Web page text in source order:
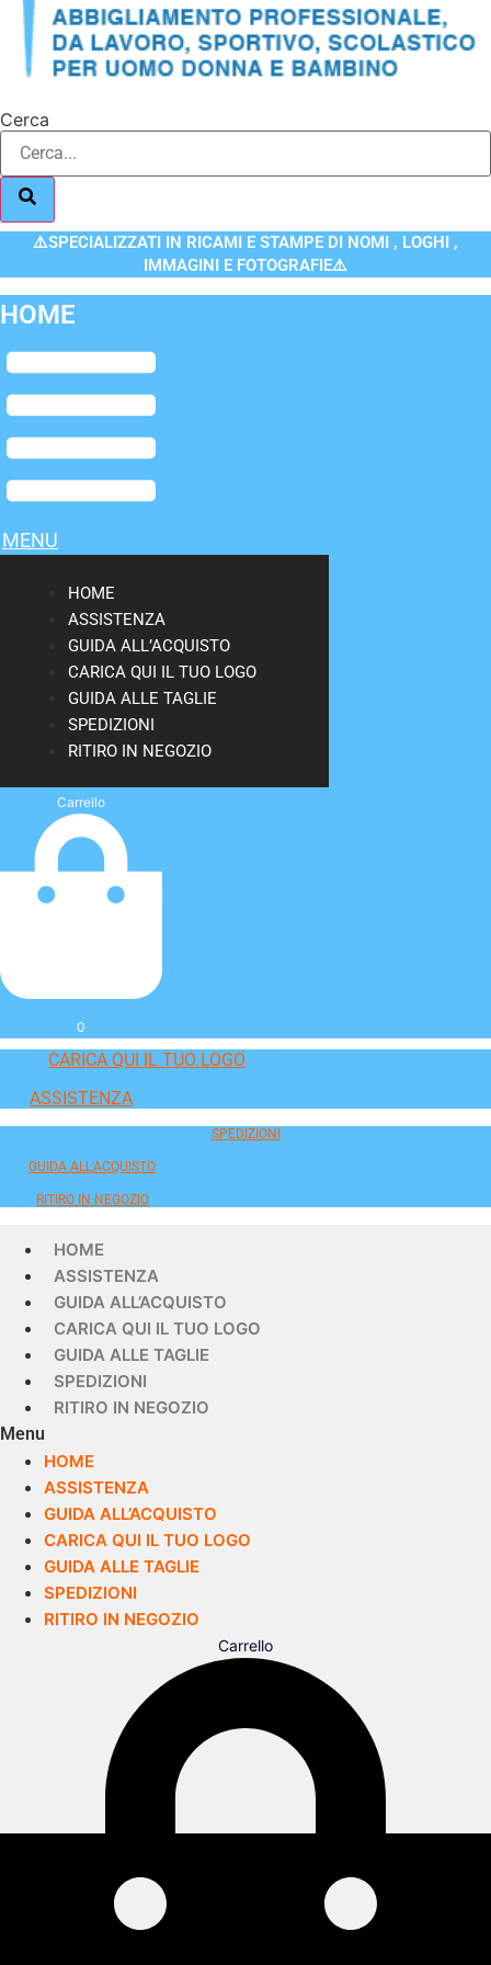
Cerca
⚠️SPECIALIZZATI IN RICAMI E STAMPE DI NOMI , LOGHI ,
IMMAGINI E FOTOGRAFIE⚠️
HOME
Flyout
Menu
MENU
HOME
ASSISTENZA
GUIDA ALL’ACQUISTO
CARICA QUI IL TUO LOGO
GUIDA ALLE TAGLIE
SPEDIZIONI
RITIRO IN NEGOZIO
Carrello
0
CARICA QUI IL TUO LOGO
ASSISTENZA
SPEDIZIONI
GUIDA ALL'ACQUISTO
RITIRO IN NEGOZIO
HOME
ASSISTENZA
GUIDA ALL’ACQUISTO
CARICA QUI IL TUO LOGO
GUIDA ALLE TAGLIE
SPEDIZIONI
RITIRO IN NEGOZIO
Menu
HOME
ASSISTENZA
GUIDA ALL’ACQUISTO
CARICA QUI IL TUO LOGO
GUIDA ALLE TAGLIE
SPEDIZIONI
RITIRO IN NEGOZIO
Carrello